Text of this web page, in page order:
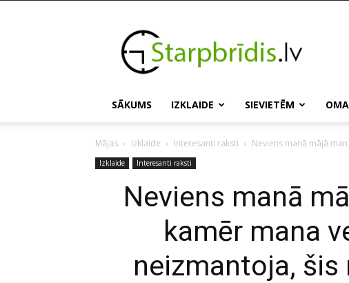
Starpbridis.lv
SĀKUMS IZKLAIDE SIEVIETĒM
Mājas Izklaide Interesanti raksti Neviens manā mājā
Izklaide Interesanti raksti
Neviens manā
kamēr mana
neizmantoja,